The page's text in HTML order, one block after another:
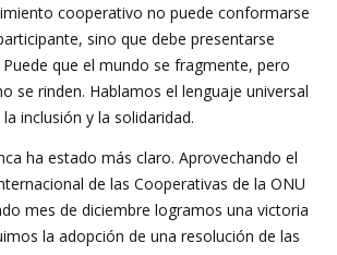
cooperativo no puede conformarse
sino que debe presentarse
que el mundo se fragmente, pero
se rinden. Hablamos el lenguaje universal
inclusión y la solidaridad.
ha estado más claro. Aprovechando el
de las Cooperativas de la ONU
mes de diciembre logramos una victoria
la adopción de una resolución de las